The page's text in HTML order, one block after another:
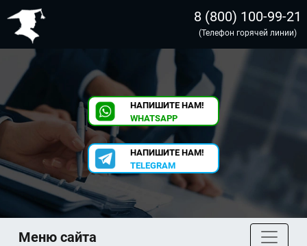
8 (800) 100-99-21
(Телефон горячей линии)
НАПИШИТЕ НАМ!
WHATSAPP
НАПИШИТЕ НАМ!
TELEGRAM
Меню сайта